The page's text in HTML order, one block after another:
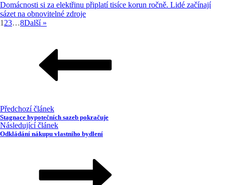
Domácnosti si za elektřinu připlatí tisíce korun ročně. Lidé začínají
sázet na obnovitelné zdroje
1 23…8Další »
Předchozí článek
Stagnace hypotečních sazeb pokračuje
Následující článek
Odkládání nákupu vlastního bydlení